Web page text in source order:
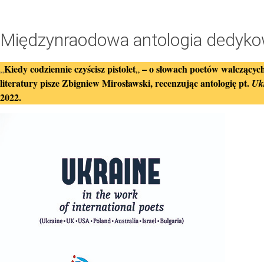
Międzynraodowa antologia
„Kiedy codziennie czyścisz pistolet„– o słowach poetów
literatury pisze Zbigniew Mirosławski, recenzując antologię pt.
2022.